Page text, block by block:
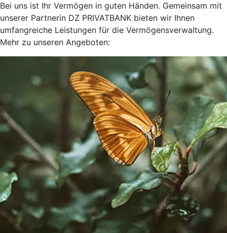
Bei uns ist Ihr Vermögen in guten Händen. Gemeinsam mit
unserer Partnerin DZ PRIVATBANK bieten wir Ihnen
umfangreiche Leistungen für die Vermögensverwaltung.
Mehr zu unseren Angeboten: